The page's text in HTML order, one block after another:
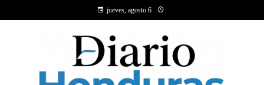
jueves, agosto 6